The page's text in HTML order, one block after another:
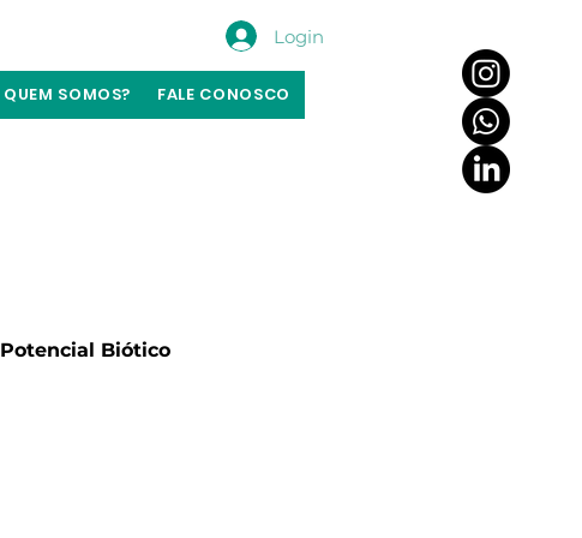
Login
QUEM SOMOS? FALE CONOSCO
Potencial Biótico